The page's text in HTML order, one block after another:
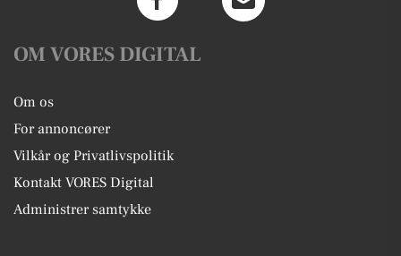
OM VORES DIGITAL
Om os
For annoncører
Vilkår og Privatlivspolitik
Kontakt VORES Digital
Administrer samtykke